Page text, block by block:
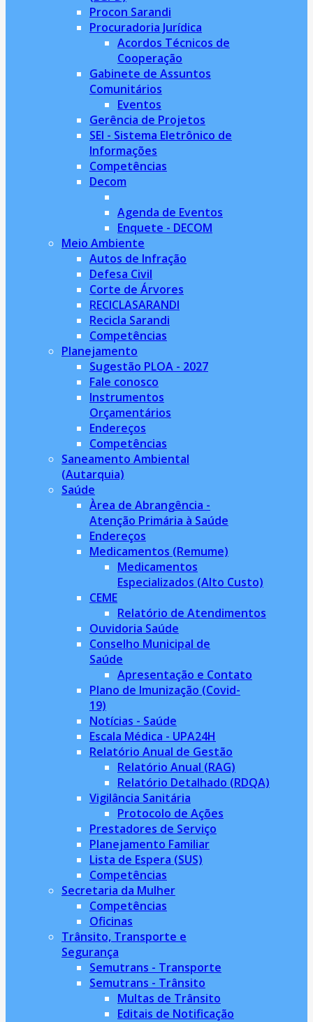
Procon Sarandi
Procuradoria Jurídica
Acordos Técnicos de
Cooperação
Gabinete de Assuntos
Comunitários
Eventos
Gerência de Projetos
SEI - Sistema Eletrônico de
Informações
Competências
Decom
Agenda de Eventos
Enquete - DECOM
Meio Ambiente
Autos de Infração
Defesa Civil
Corte de Árvores
RECICLASARANDI
Recicla Sarandi
Competências
Planejamento
Sugestão PLOA - 2027
Fale conosco
Instrumentos
Orçamentários
Endereços
Competências
Saneamento Ambiental
(Autarquia)
Saúde
Àrea de Abrangência -
Atenção Primária à Saúde
Endereços
Medicamentos (Remume)
Medicamentos
Especializados (Alto Custo)
CEME
Relatório de Atendimentos
Ouvidoria Saúde
Conselho Municipal de
Saúde
Apresentação e Contato
Plano de Imunização (Covid-
19)
Notícias - Saúde
Escala Médica - UPA24H
Relatório Anual de Gestão
Relatório Anual (RAG)
Relatório Detalhado (RDQA)
Vigilância Sanitária
Protocolo de Ações
Prestadores de Serviço
Planejamento Familiar
Lista de Espera (SUS)
Competências
Secretaria da Mulher
Competências
Oficinas
Trânsito, Transporte e
Segurança
Semutrans - Transporte
Semutrans - Trânsito
Multas de Trânsito
Editais de Notificação